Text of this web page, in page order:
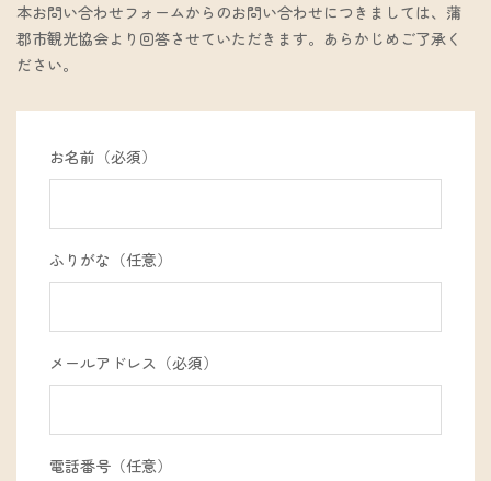
本お問い合わせフォームからのお問い合わせにつきましては、蒲
郡市観光協会より回答させていただきます。あらかじめご了承く
ださい。
お名前（必須）
ふりがな（任意）
メールアドレス（必須）
電話番号（任意）